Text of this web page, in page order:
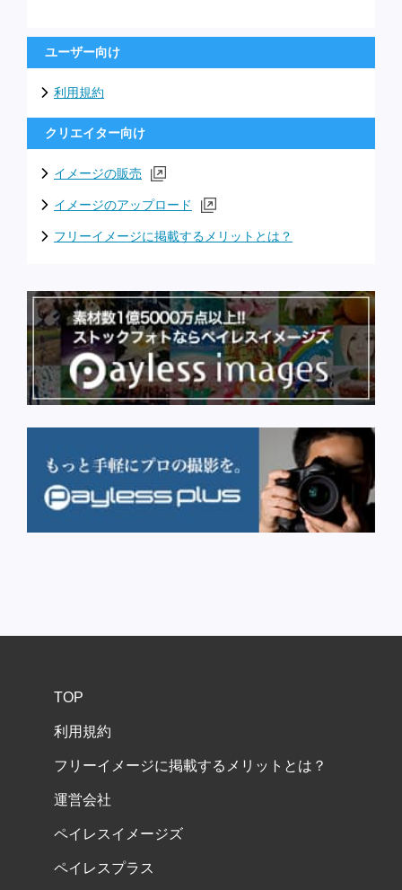
ユーザー向け
利用規約
クリエイター向け
イメージの販売
イメージのアップロード
フリーイメージに掲載するメリットとは？
TOP
利用規約
フリーイメージに掲載するメリットとは？
運営会社
ペイレスイメージズ
ペイレスプラス